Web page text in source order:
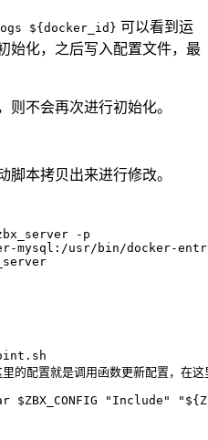
${docker_id} 可以看到运
始化，之后写入配置文件，最
则不会再次进行初始化。
脚本拷贝出来进行修改。
-p
mysql:/usr/bin/docker-
的配置就是调用函数更新配置，
$ZBX_CONFIG "Include"